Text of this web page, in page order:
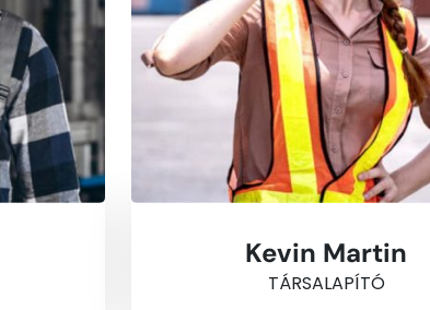
Kevin Martin
TÁRSALAPÍTÓ